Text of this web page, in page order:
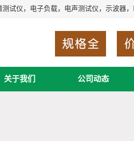
关于我们 公司动态